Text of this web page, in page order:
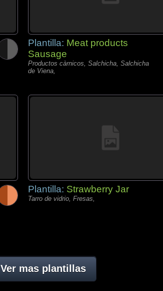
Plantilla: Meat products
Sausage
Productos càrnicos, Salchicha, Salchicha
de Viena,
Plantilla: Strawberry Jar
Tarro de vidrio, Fresas,
Ver mas plantillas